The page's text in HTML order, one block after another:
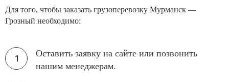
Для того, чтобы заказать грузоперевозку Мурманск —
Грозный необходимо:
Оставить заявку на сайте или позвонить
нашим менеджерам.